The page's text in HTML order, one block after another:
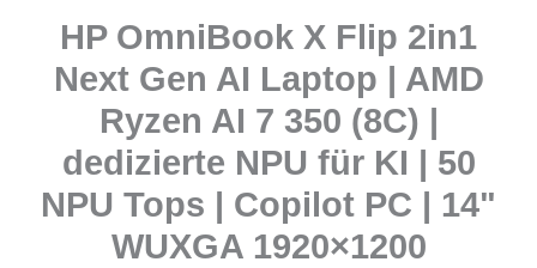
HP OmniBook X Flip 2in1
Next Gen AI Laptop | AMD
Ryzen AI 7 350 (8C) |
dedizierte NPU für KI | 50
NPU Tops | Copilot PC | 14"
WUXGA 1920×1200